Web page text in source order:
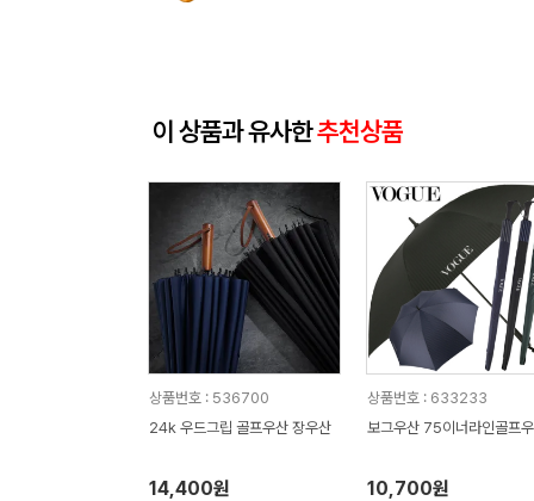
이 상품과 유사한추천상품
상품번호 : 536700
24k 우드그립 골프우산 장우산
14,400원
상품번호 : 633233
보그우산 75이너라인골프
10,700원